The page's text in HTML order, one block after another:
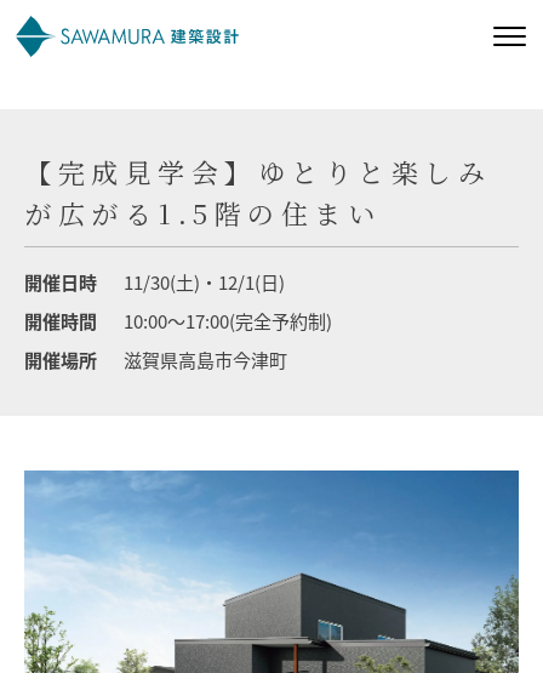
私たちの家づくり
施工事例
モデルハウス イベント参加
資料請求 相談予約
【完成見学会】ゆとりと楽しみ
が広がる1.5階の住まい
開催日時
11/30(土)・12/1(日)
開催時間
10:00～17:00(完全予約制)
開催場所
滋賀県高島市今津町